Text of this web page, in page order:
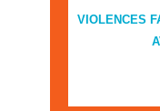
VIOLENCES